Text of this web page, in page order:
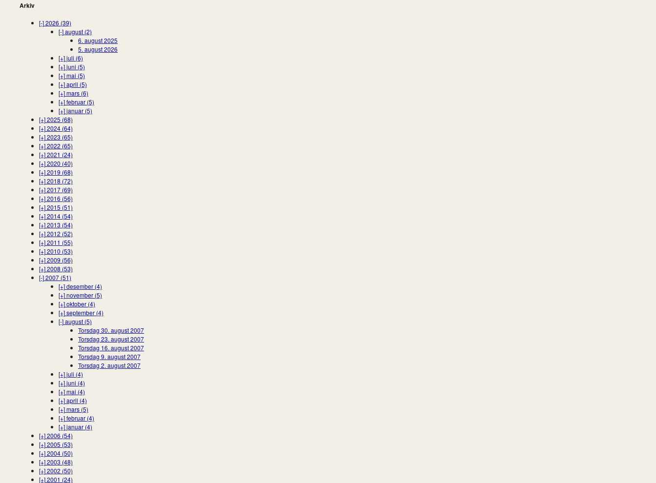
Arkiv
[-]2026 (39)
[-]august (2)
6. august 2025
5. august 2026
[+]juli (6)
[+]juni (5)
[+]mai (5)
[+]april (5)
[+]mars (6)
[+]februar (5)
[+]januar (5)
[+]2025 (68)
[+]2024 (64)
[+]2023 (65)
[+]2022 (65)
[+]2021 (24)
[+]2020 (40)
[+]2019 (68)
[+]2018 (72)
[+]2017 (69)
[+]2016 (56)
[+]2015 (51)
[+]2014 (54)
[+]2013 (54)
[+]2012 (52)
[+]2011 (55)
[+]2010 (53)
[+]2009 (56)
[+]2008 (53)
[-]2007 (51)
[+]desember (4)
[+]november (5)
[+]oktober (4)
[+]september (4)
[-]august (5)
Torsdag 30. august 2007
Torsdag 23. august 2007
Torsdag 16. august 2007
Torsdag 9. august 2007
Torsdag 2. august 2007
[+]juli (4)
[+]juni (4)
[+]mai (4)
[+]april (4)
[+]mars (5)
[+]februar (4)
[+]januar (4)
[+]2006 (54)
[+]2005 (53)
[+]2004 (50)
[+]2003 (48)
[+]2002 (50)
[+]2001 (24)